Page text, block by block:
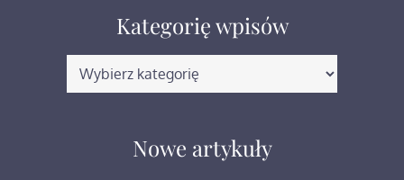
Kategorię wpisów
Kategorię
wpisów
Nowe artykuły